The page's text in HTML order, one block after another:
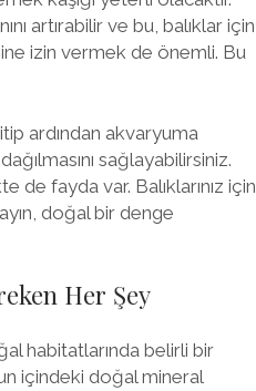
artırabilir ve bu, balıklar için
izin vermek de önemli. Bu
ardından akvaryuma
sağlayabilirsiniz.
fayda var. Balıklarınız için
doğal bir denge
Her Şey
habitatlarında belirli bir
içindeki doğal mineral